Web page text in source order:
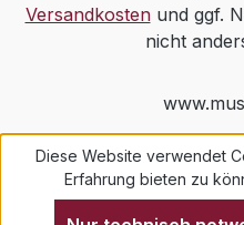
Versandkostenund ggf.
nicht
Diese Website verwendet
Erfahrung bieten zu